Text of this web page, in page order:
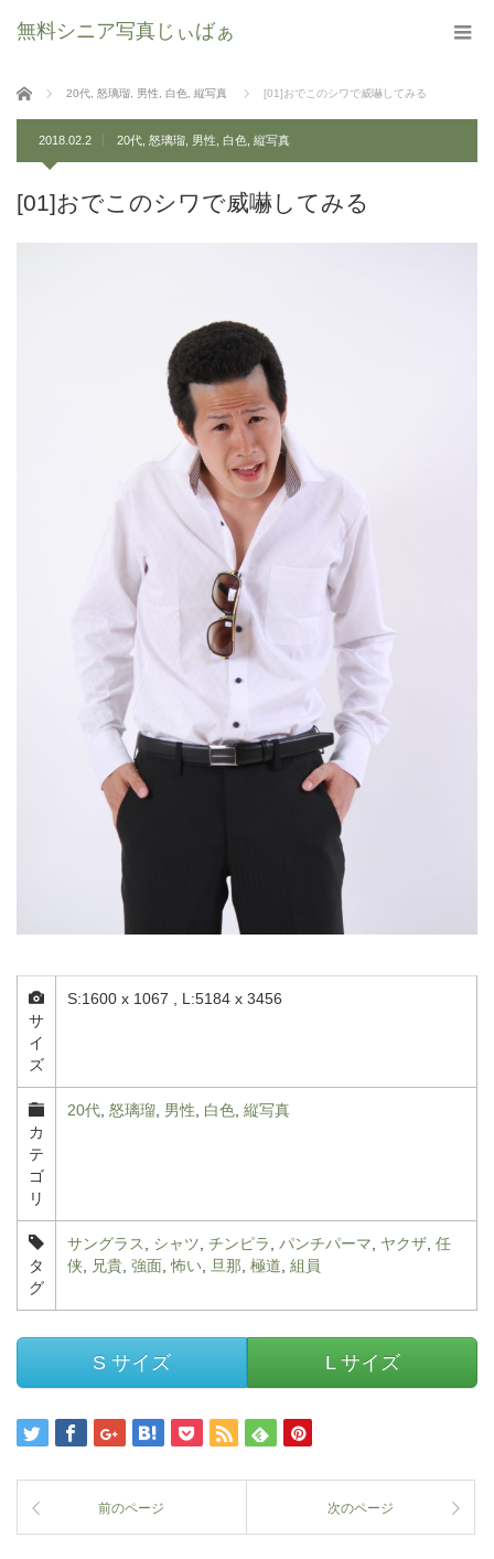
無料シニア写真じぃばぁ
ホーム 20代 怒璃瑠 男性 白色 縦写真 [01]おでこのシワで威嚇してみる
2018.02.2 20代 怒璃瑠 男性 白色 縦写真
[01]おでこのシワで威嚇してみる
サ
イ
ズ
S:1600 x 1067 , L:5184 x 3456
カ
テ
ゴ
リ
20代 怒璃瑠 男性 白色 縦写真
タ
グ
サングラス シャツ チンピラ パンチパーマ ヤクザ 任
侠
兄貴 強面 ,怖い 旦那 極道 組員
S サイズ L サイズ
前のページ 次のページ